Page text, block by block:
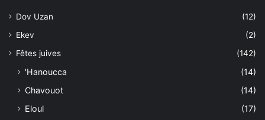
Dov Uzan
(12)
Ekev
(2)
Fêtes juives
(142)
'Hanoucca
(14)
Chavouot
(14)
Eloul
(17)